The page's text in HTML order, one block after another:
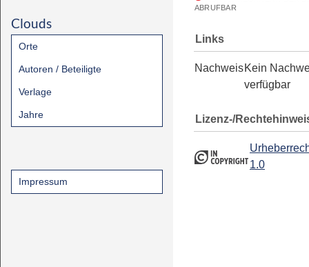
Clouds
Orte
Autoren / Beteiligte
Verlage
Jahre
Impressum
ABRUFBAR
Links
NachweisKein
verfügbar
Lizenz-/
1.0